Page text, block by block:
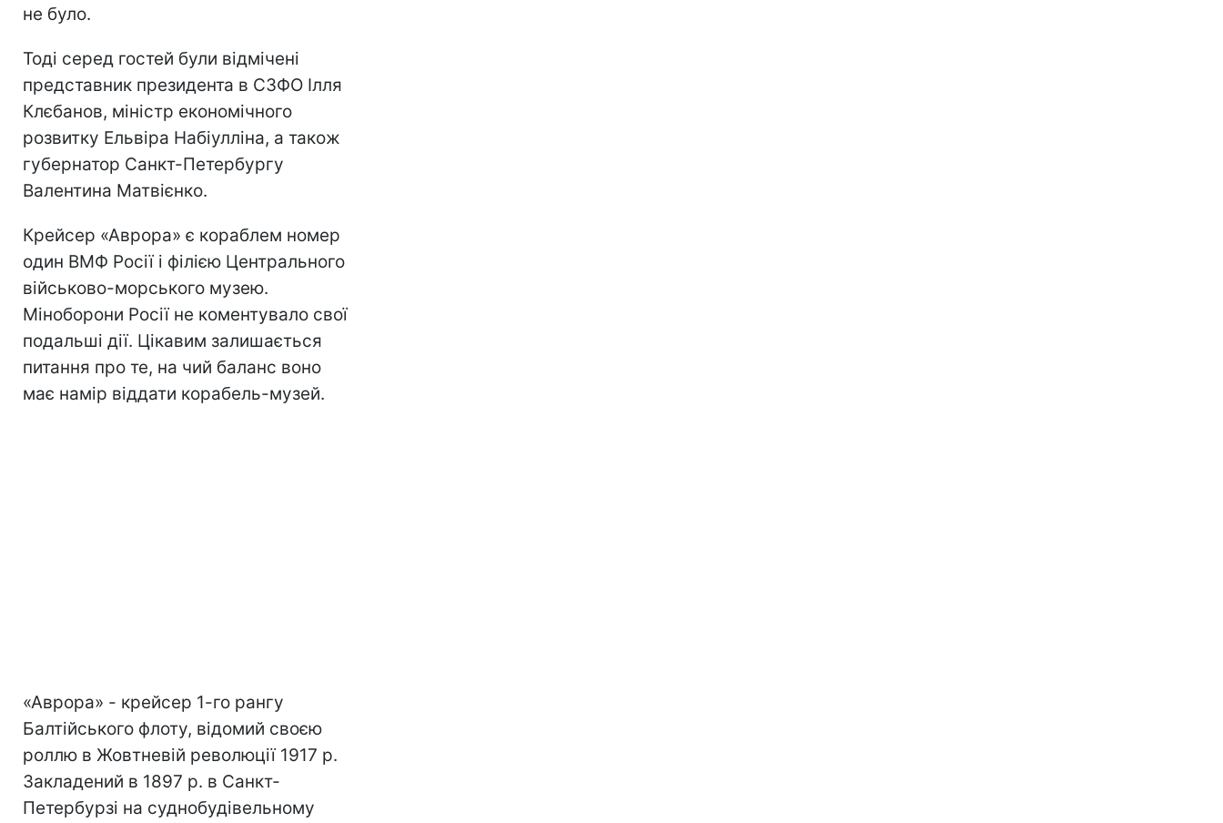
не було.
Тоді серед гостей були відмічені
представник президента в СЗФО Ілля
Клєбанов, міністр економічного
розвитку Ельвіра Набіулліна, а також
губернатор Санкт-Петербургу
Валентина Матвієнко.
Крейсер «Аврора» є кораблем номер
один ВМФ Росії і філією Центрального
військово-морського музею.
Міноборони Росії не коментувало свої
подальші дії. Цікавим залишається
питання про те, на чий баланс воно
має намір віддати корабель-музей.
«Аврора» - крейсер 1-го рангу
Балтійського флоту, відомий своєю
роллю в Жовтневій революції 1917 р.
Закладений в 1897 р. в Санкт-
Петербурзі на суднобудівельному